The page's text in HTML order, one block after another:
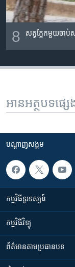
8 សត្វ​ក្អែក​មួយ​ចាប់​
អានអត្ថបទផ្ស
បណ្តាញ​សង្គម
កម្មវិធី​ទូរទស្សន៍
កម្មវិធី​វិទ្យុ
ព័ត៌មាន​តាមប្រធានបទ​